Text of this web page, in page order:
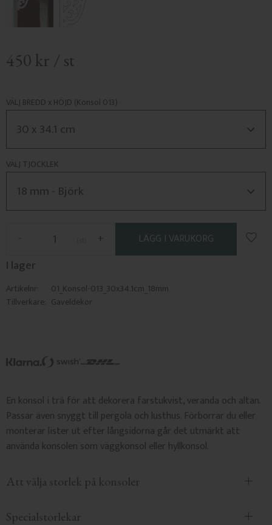
450 kr / st
VÄLJ BREDD x HÖJD (Konsol 013)
VÄLJ TJOCKLEK
+
-
I lager
Artikelnr
01_Konsol-013_30x34.1cm_18mm
Tillverkare Gaveldekor
En konsol i trä för att dekorera farstukvist, veranda och altan.
Passar även snyggt till pergola och lusthus. Förborrar du eller
monterar lister ut efter långsidorna går det utmärkt att
använda konsolen som väggkonsol eller hyllkonsol.
Att välja storlek på konsoler
Specialstorlekar